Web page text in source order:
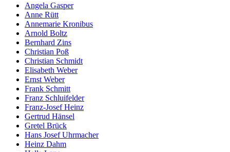
Angela Gasper
Anne Rütt
Annemarie Kronibus
Arnold Boltz
Bernhard Zins
Christian Poß
Christian Schmidt
Elisabeth Weber
Ernst Weber
Frank Schmitt
Franz Schluifelder
Franz-Josef Heinz
Gertrud Hänsel
Gretel Brück
Hans Josef Uhrmacher
Heinz Dahm